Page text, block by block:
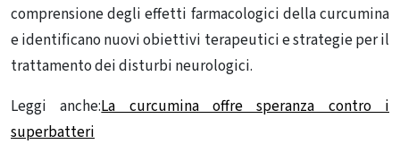
comprensione degli effetti farmacologici della curcumina
e identificano nuovi obiettivi terapeutici e strategie per il
trattamento dei disturbi neurologici.
Leggi anche:La curcumina offre speranza contro i
superbatteri